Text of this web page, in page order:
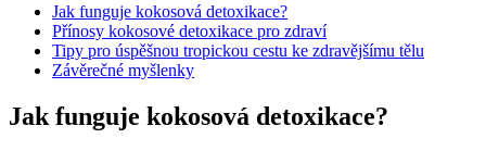
Jak funguje kokosová detoxikace?
Přínosy kokosové detoxikace pro zdraví
Tipy pro úspěšnou tropickou cestu ke zdravějšímu tělu
Závěrečné‌ myšlenky
Jak funguje kokosová detoxikace?